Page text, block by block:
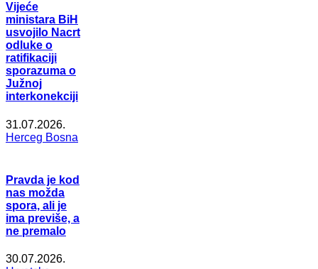
Vijeće
ministara BiH
usvojilo Nacrt
odluke o
ratifikaciji
sporazuma o
Južnoj
interkonekciji
31.07.2026.
Herceg Bosna
Pravda je kod
nas možda
spora, ali je
ima previše, a
ne premalo
30.07.2026.